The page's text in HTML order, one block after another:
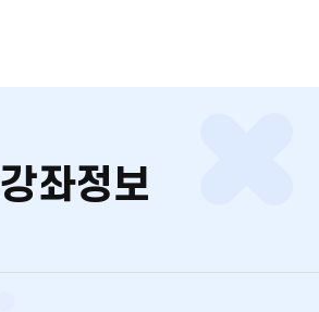
강좌정보